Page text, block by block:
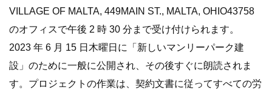
VILLAGE OF MALTA, 449MAIN ST., MALTA, OHIO43758
のオフィスで午後 2 時 30 分まで受け付けられます。
2023 年 6 月 15 日木曜日に「新しいマンリーパーク建
設」のために一般に公開され、その後すぐに朗読されま
す。プロジェクトの作業は、契約文書に従ってすべての労